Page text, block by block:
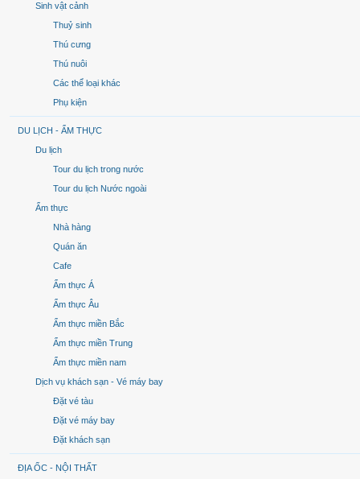
Sinh vật cảnh
Thuỷ sinh
Thú cưng
Thú nuôi
Các thể loại khác
Phụ kiện
DU LỊCH - ẨM THỰC
Du lịch
Tour du lịch trong nước
Tour du lịch Nước ngoài
Ẩm thực
Nhà hàng
Quán ăn
Cafe
Ẩm thực Á
Ẩm thực Âu
Ẩm thực miền Bắc
Ẩm thực miền Trung
Ẩm thực miền nam
Dịch vụ khách sạn - Vé máy bay
Đặt vé tàu
Đặt vé máy bay
Đặt khách sạn
ĐỊA ỐC - NỘI THẤT